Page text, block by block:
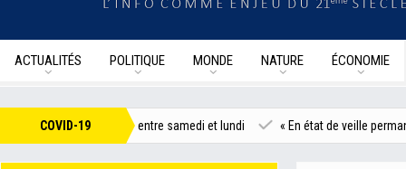
ACTUALITÉS POLITIQUE MONDE NATURE ÉCONOMIE
COVID-19
jour en France entre samedi et lundi « En état de veille permanente »